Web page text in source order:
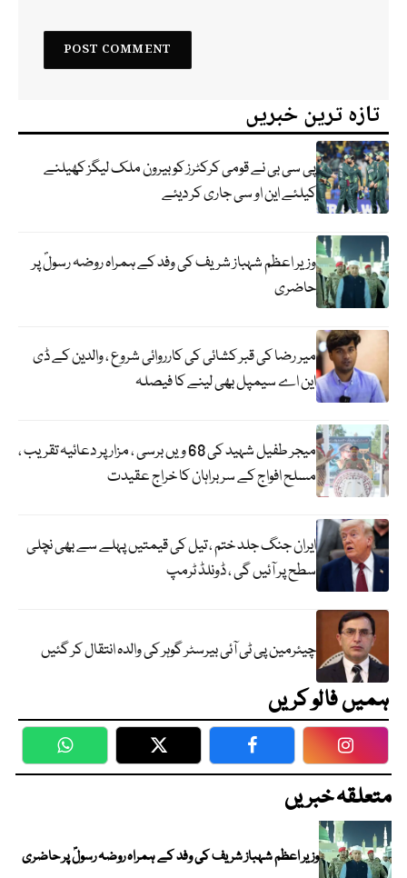
تازہ ترین خبریں
پی سی بی نے قومی کرکٹرز کو بیرون ملک لیگز کھیلنے
کیلئے این او سی جاری کر دیئے
وزیر اعظم شہباز شریف کی وفد کے ہمراہ روضہ رسولؐ پر
حاضری
میر رضا کی قبر کشائی کی کارروائی شروع ، والدین کے ڈی
این اے سیمپل بھی لینے کا فیصلہ
میجر طفیل شہید کی 68 ویں برسی ، مزار پر دعائیہ تقریب ،
مسلح افواج کے سربراہان کا خراج عقیدت
ایران جنگ جلد ختم ، تیل کی قیمتیں پہلے سے بھی نچلی
سطح پر آئیں گی ، ڈونلڈ ٹرمپ
چیئرمین پی ٹی آئی بیرسٹر گوہر کی والدہ انتقال کر گئیں
ہمیں فالو کریں
WhatsApp Twitter Facebook
متعلقہ خبریں
وزیر اعظم شہباز شریف کی وفد کے ہمراہ روضہ رسولؐ پر حاضری